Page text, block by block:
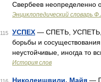
Свербеев неопределенно
Энциклопедический словарь
115 УСПЕХ — СПЕТЬ, УСПЕТЬ,
борьбы и
неустойчивые, иногда то
История слов
Николеишвили, Майя —